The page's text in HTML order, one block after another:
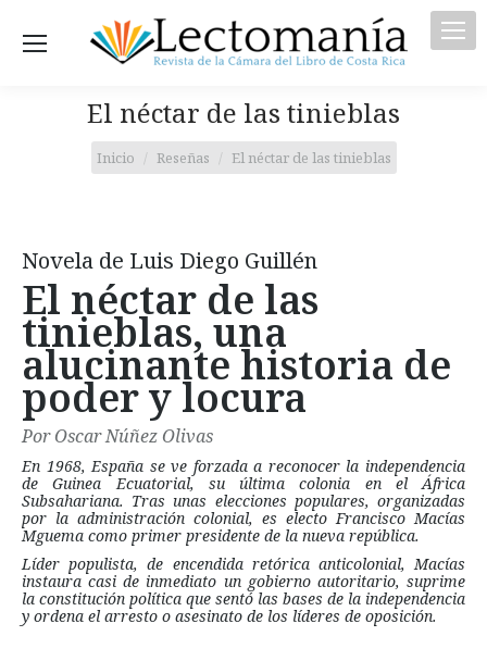
El néctar de las tinieblas
Estás aquí:
Inicio Reseñas El néctar de las tinieblas
Novela de Luis Diego Guillén
El néctar de las
tinieblas, una
alucinante historia de
poder y locura
Por Oscar Núñez Olivas
En 1968, España se ve forzada a reconocer la independencia
de Guinea Ecuatorial, su última colonia en el África
Subsahariana. Tras unas elecciones populares, organizadas
por la administración colonial, es electo Francisco Macías
Mguema como primer presidente de la nueva república.
Líder populista, de encendida retórica anticolonial, Macías
instaura casi de inmediato un gobierno autoritario, suprime
la constitución política que sentó las bases de la independencia
y ordena el arresto o asesinato de los líderes de oposición.